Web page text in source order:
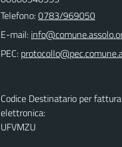
Telefono:0783/969050
E-mail:
PEC:
Codice Destinatario per fattura
elettronica:
UFVMZU